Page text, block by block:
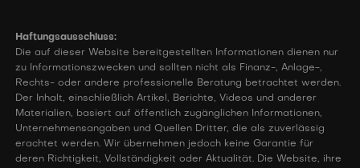
Haftungsausschluss:
Die auf dieser Website bereitgestellten Informationen dienen nur
zu Informationszwecken und sollten nicht als Finanz-, Anlage-,
Rechts- oder andere professionelle Beratung betrachtet werden.
Der Inhalt, einschließlich Artikel, Berichte, Videos und anderer
Materialien, basiert auf öffentlich zugänglichen Informationen,
Unternehmensangaben und Quellen Dritter, die als zuverlässig
erachtet werden. Wir übernehmen jedoch keine Garantie für
deren Richtigkeit, Vollständigkeit oder Aktualität. Die Website, ihre